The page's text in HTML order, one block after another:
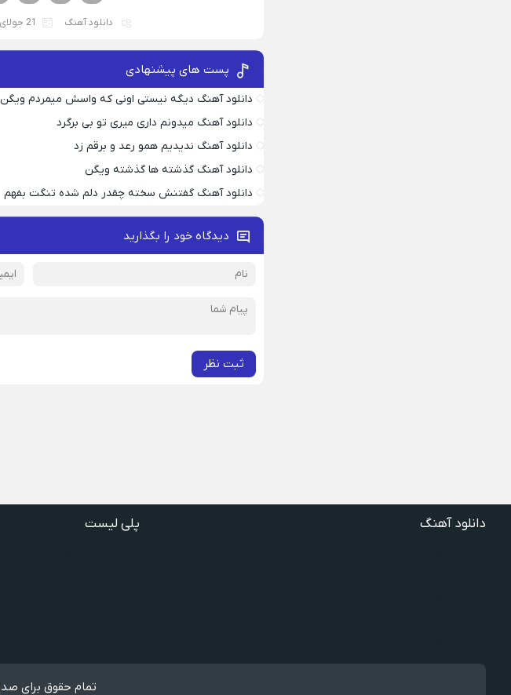
دانلود آهنگ 21 جولای 2025
پست های پیشنهادی
دانلود آهنگ دیگه نیستی اونی که واسش میمردم ویگن
دانلود آهنگ میدونم داری میری تو بی برگرد
دانلود آهنگ ندیدیم همو رعد و برقم زد
دانلود آهنگ گذشته ها گذشته ویگن
دانلود آهنگ گفتنش سخته چقدر دلم شده تنگت بفهم
دیدگاه خود را بگذارید
ثبت نظر
دانلود آهنگ پلی لیست
تمام حقوق برای